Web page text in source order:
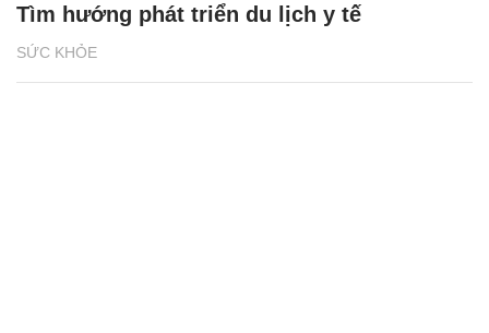
SỨC KHỎE
Tìm hướng phát triển du lịch y tế